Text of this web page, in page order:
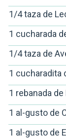
1/4 taza de
1 cucharada
1/4 taza de
1 cucharadita
1 rebanada de
1 al-gusto de
1 al-gusto de